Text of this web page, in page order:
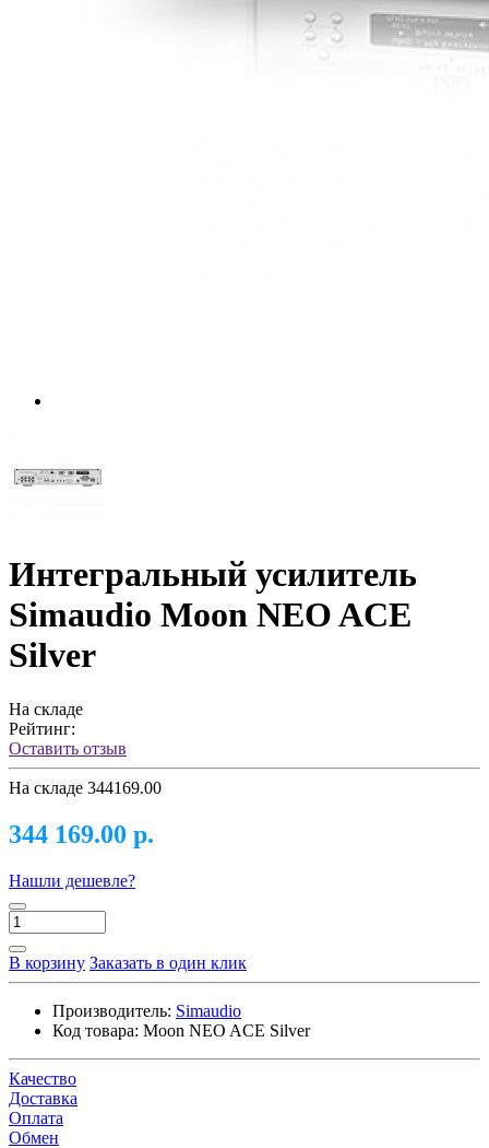
Интегральный усилитель
Simaudio Moon NEO ACE
Silver
На складе
Рейтинг:
Оставить отзыв
На складе 344169.00
344 169.00 р.
Нашли дешевле?
В корзину Заказать в один клик
Производитель: Simaudio
Код товара: Moon NEO ACE Silver
Качество
Доставка
Оплата
Обмен